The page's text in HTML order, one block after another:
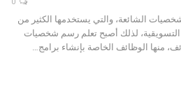
الشائعة، والتي يستخدمها الكثير من
لذلك أصبح تعلم رسم شخصيات
منها الوظائف الخاصة بإنشاء برامج…